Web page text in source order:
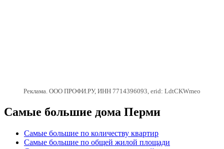
Реклама. ООО ПРОФИ.РУ, ИНН 7714396093, erid: LdtCKWmeo
Самые большие дома Перми
Самые большие по количеству квартир
Самые большие по общей жилой площади